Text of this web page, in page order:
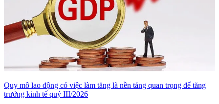
Quy mô lao động có việc làm tăng là nền tảng quan trọng để tăng
trưởng kinh tế quý III/2026